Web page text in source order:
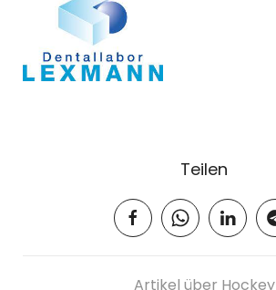
Teilen
Artikel über Hockey